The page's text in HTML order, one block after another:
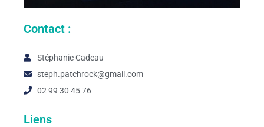
Contact :
Stéphanie Cadeau
steph.patchrock@gmail.com
02 99 30 45 76
Liens